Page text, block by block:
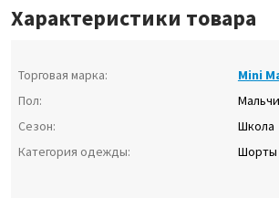
Характеристики товара
Торговая марка:
Mini
Пол:
Сезон:
Школа
Категория одежды:
Шорты